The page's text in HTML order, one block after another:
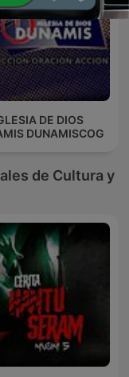
DE DIOS
DUNAMISCOG
de Cultura y